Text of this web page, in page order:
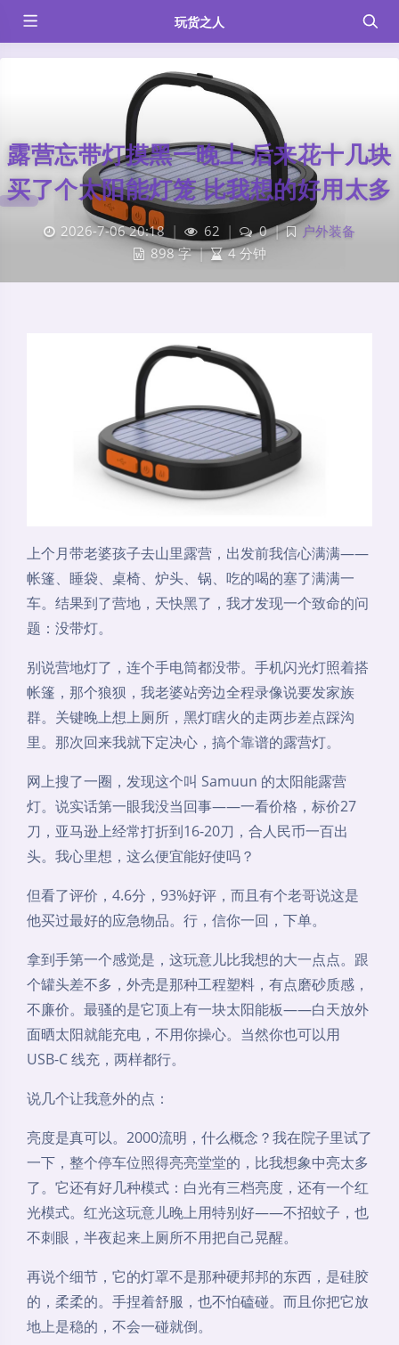
玩货之人
露营忘带灯摸黑一晚上 后来花十几块
买了个太阳能灯笼 比我想的好用太多
2026-7-06 20:18 | 62 | 0 |
户外装备
898 字 | 4 分钟
上个月带老婆孩子去山里露营，出发前我信心满满——
帐篷、睡袋、桌椅、炉头、锅、吃的喝的塞了满满一
车。结果到了营地，天快黑了，我才发现一个致命的问
题：没带灯。
别说营地灯了，连个手电筒都没带。手机闪光灯照着搭
帐篷，那个狼狈，我老婆站旁边全程录像说要发家族
群。关键晚上想上厕所，黑灯瞎火的走两步差点踩沟
里。那次回来我就下定决心，搞个靠谱的露营灯。
网上搜了一圈，发现这个叫 Samuun 的太阳能露营
灯。说实话第一眼我没当回事——一看价格，标价27
刀，亚马逊上经常打折到16-20刀，合人民币一百出
头。我心里想，这么便宜能好使吗？
但看了评价，4.6分，93%好评，而且有个老哥说这是
他买过最好的应急物品。行，信你一回，下单。
拿到手第一个感觉是，这玩意儿比我想的大一点点。跟
个罐头差不多，外壳是那种工程塑料，有点磨砂质感，
不廉价。最骚的是它顶上有一块太阳能板——白天放外
面晒太阳就能充电，不用你操心。当然你也可以用
USB-C 线充，两样都行。
说几个让我意外的点：
亮度是真可以。2000流明，什么概念？我在院子里试了
一下，整个停车位照得亮亮堂堂的，比我想象中亮太多
了。它还有好几种模式：白光有三档亮度，还有一个红
光模式。红光这玩意儿晚上用特别好——不招蚊子，也
不刺眼，半夜起来上厕所不用把自己晃醒。
再说个细节，它的灯罩不是那种硬邦邦的东西，是硅胶
的，柔柔的。手捏着舒服，也不怕磕碰。而且你把它放
地上是稳的，不会一碰就倒。